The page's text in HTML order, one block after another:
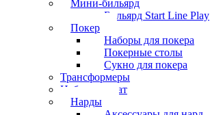
Мини-бильярд
Бильярд Start Line Play
Покер
Наборы для покера
Покерные столы
Сукно для покера
Трансформеры
Набор шахмат
Нарды